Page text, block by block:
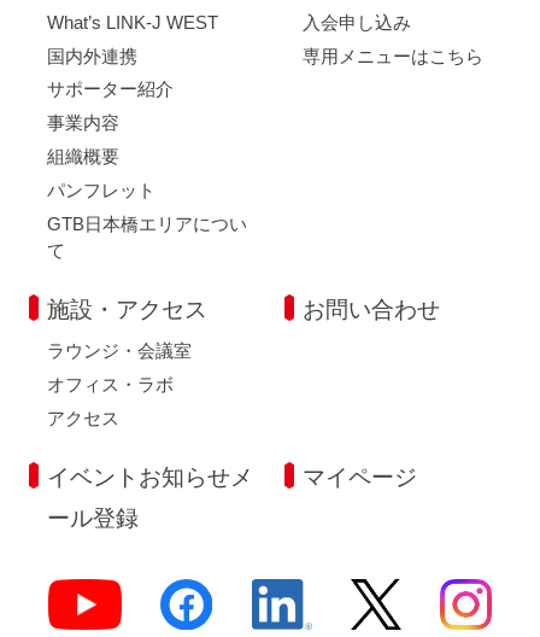
What’s LINK-J WEST
国内外連携
サポーター紹介
事業内容
組織概要
パンフレット
GTB日本橋エリアについ
て
入会申し込み
専用メニューはこちら
施設・アクセス
ラウンジ・会議室
オフィス・ラボ
アクセス
お問い合わせ
イベントお知らせメ
ール登録
マイページ